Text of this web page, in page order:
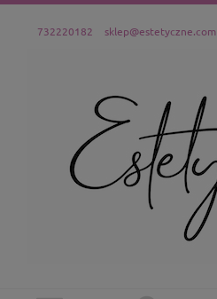
732220182 sklep@estetyczne.com